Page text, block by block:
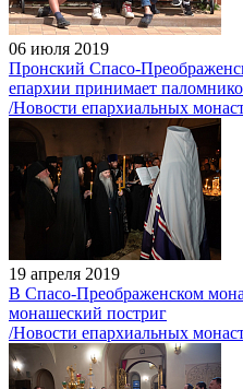
06 июля 2019
Пронский Спасо-
епархии принимает
/Новости епархиальных
19 апреля 2019
В Спасо-Преображенском
монашеский постриг
/Новости епархиальных